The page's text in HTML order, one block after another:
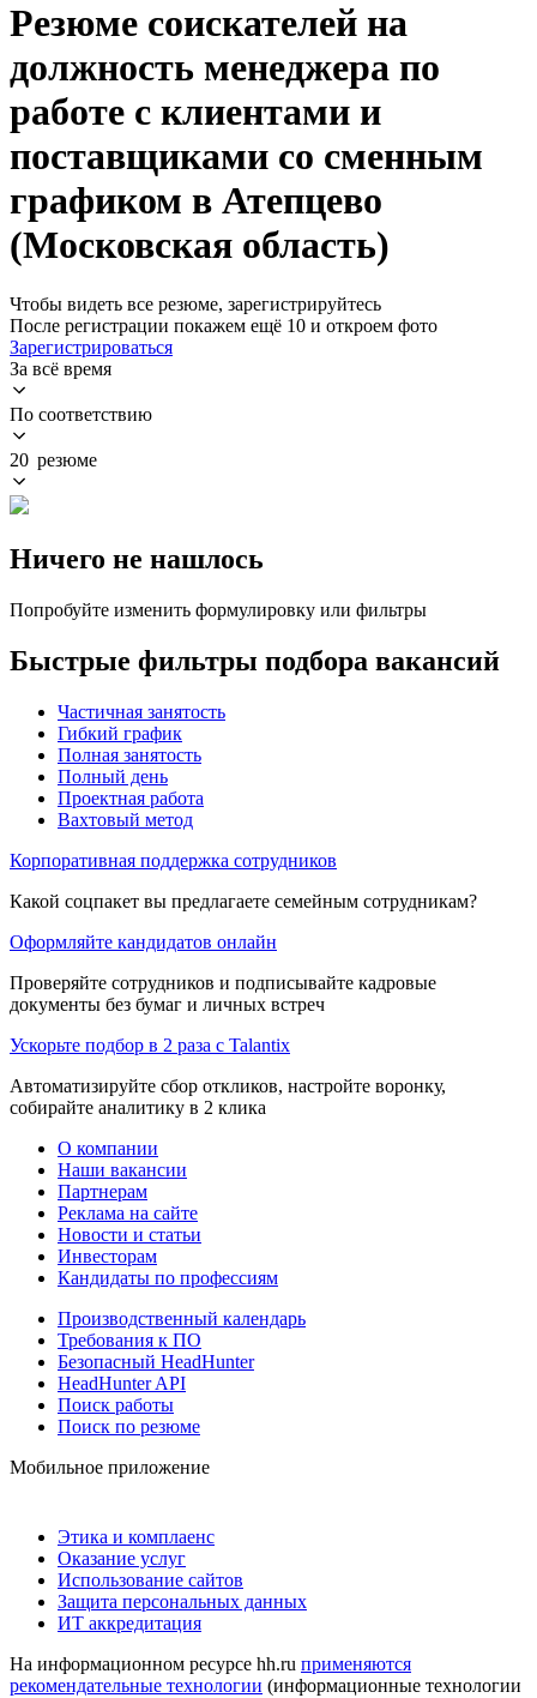
Резюме соискателей на
должность менеджера по
работе с клиентами и
поставщиками со сменным
графиком в Атепцево
(Московская область)
Чтобы видеть все резюме, зарегистрируйтесь
После регистрации покажем ещё 10 и откроем фото
Зарегистрироваться
За всё время
По соответствию
20 резюме
Ничего не нашлось
Попробуйте изменить формулировку или фильтры
Быстрые фильтры подбора вакансий
Частичная занятость
Гибкий график
Полная занятость
Полный день
Проектная работа
Вахтовый метод
Корпоративная поддержка сотрудников
Какой соцпакет вы предлагаете семейным сотрудникам?
Оформляйте кандидатов онлайн
Проверяйте сотрудников и подписывайте кадровые
документы без бумаг и личных встреч
Ускорьте подбор в 2 раза с Talantix
Автоматизируйте сбор откликов, настройте воронку,
собирайте аналитику в 2 клика
О компании
Наши вакансии
Партнерам
Реклама на сайте
Новости и статьи
Инвесторам
Кандидаты по профессиям
Производственный календарь
Требования к ПО
Безопасный HeadHunter
HeadHunter API
Поиск работы
Поиск по резюме
Мобильное приложение
Этика и комплаенс
Оказание услуг
Использование сайтов
Защита персональных данных
ИТ аккредитация
На информационном ресурсе hh.ru применяются
рекомендательные технологии (информационные технологии